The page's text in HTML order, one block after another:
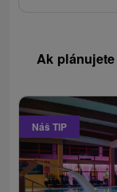
Ak
Náš TIP